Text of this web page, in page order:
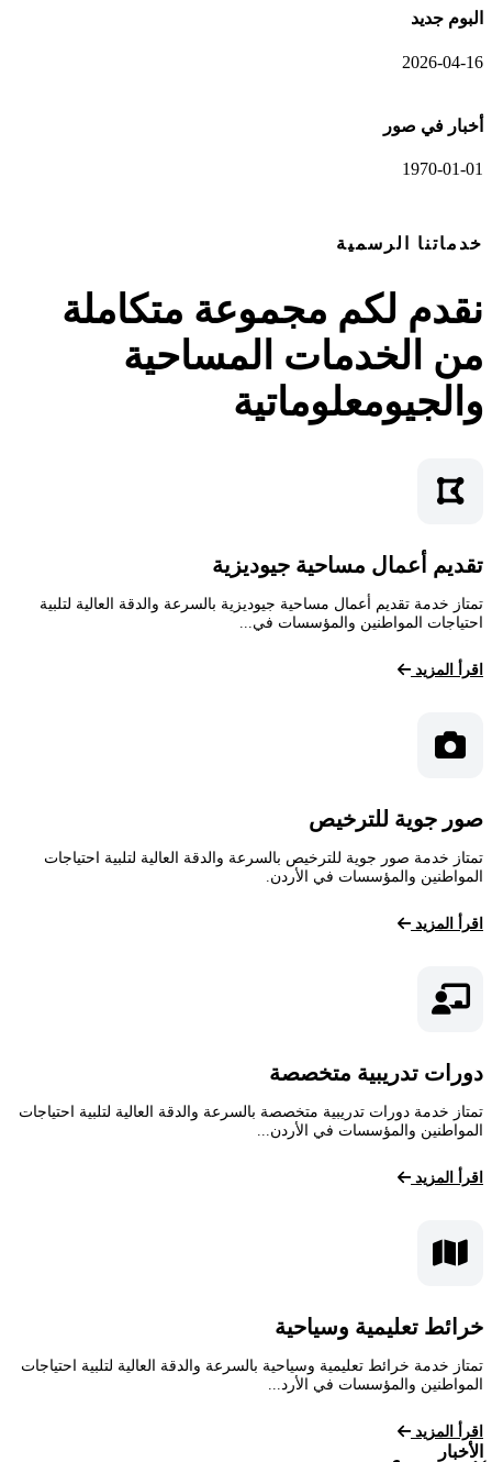
البوم جديد
2026-04-16
أخبار في صور
1970-01-01
خدماتنا الرسمية
نقدم لكم مجموعة متكاملة
من الخدمات المساحية
والجيومعلوماتية
تقديم أعمال مساحية جيوديزية
تمتاز خدمة تقديم أعمال مساحية جيوديزية بالسرعة والدقة العالية لتلبية
احتياجات المواطنين والمؤسسات في...
اقرأ المزيد
صور جوية للترخيص
تمتاز خدمة صور جوية للترخيص بالسرعة والدقة العالية لتلبية احتياجات
المواطنين والمؤسسات في الأردن.
اقرأ المزيد
دورات تدريبية متخصصة
تمتاز خدمة دورات تدريبية متخصصة بالسرعة والدقة العالية لتلبية احتياجات
المواطنين والمؤسسات في الأردن...
اقرأ المزيد
خرائط تعليمية وسياحية
تمتاز خدمة خرائط تعليمية وسياحية بالسرعة والدقة العالية لتلبية احتياجات
المواطنين والمؤسسات في الأرد...
اقرأ المزيد
الأخبار